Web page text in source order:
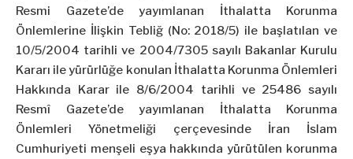
Resmi Gazete’de yayımlanan İthalatta Korunma
Önlemlerine İlişkin Tebliğ (No: 2018/5) ile başlatılan ve
10/5/2004 tarihli ve 2004/7305 sayılı Bakanlar Kurulu
Kararı ile yürürlüğe konulan İthalatta Korunma Önlemleri
Hakkında Karar ile 8/6/2004 tarihli ve 25486 sayılı
Resmî Gazete’de yayımlanan İthalatta Korunma
Önlemleri Yönetmeliği çerçevesinde İran İslam
Cumhuriyeti menşeli eşya hakkında yürütülen korunma